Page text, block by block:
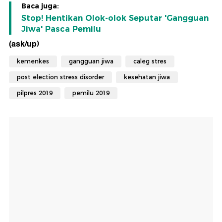
Baca juga:
Stop! Hentikan Olok-olok Seputar 'Gangguan
Jiwa' Pasca Pemilu
(ask/up)
kemenkes gangguan jiwa caleg stres
post election stress disorder kesehatan jiwa
pilpres 2019 pemilu 2019